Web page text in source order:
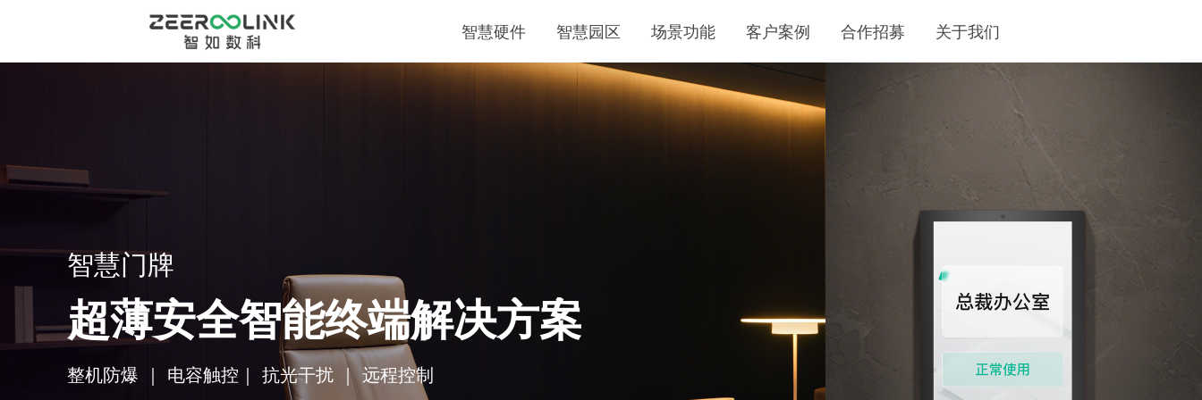
智慧硬件 智慧园区 场景功能 客户案例 合作招募 关于我们
智慧门牌
超薄安全智能终端解决方案
整机防爆 ｜ 电容触控｜ 抗光干扰 ｜ 远程控制